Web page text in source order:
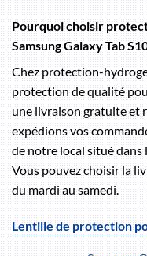
Pourquoi choisir
Samsung Galaxy Tab
Chez protection-
protection de qualité
une livraison gratuite et
expédions vos
de notre local situé dans
Vous pouvez choisir la
du mardi au samedi.
Lentille de protection